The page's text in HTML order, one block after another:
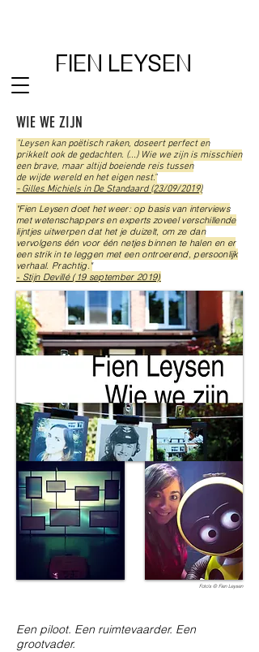
FIEN LEYSEN
WIE WE ZIJN
"Leysen kan poëtisch raken, doseert perfect en
prikkelt ook de gedachten. (...) Wie we zijn is misschien
een brave, maar altijd boeiende reis tussen
de wijde wereld en het eigen nest."
- Gilles Michiels in De Standaard (23/09/2019)
"Fien Leysen doet het weer: op basis van interviews
met wetenschappers en experts zoveel verschillende
lijntjes uitwerpen dat het je duizelt, om ze dan
vervolgens één voor één netjes binnen te halen en er
een strik in te leggen met een ontroerend, persoonlijk
verhaal. Prachtig."
- Stijn Devillé (19 september 2019)
Foto's © Fien Leysen
Een piloot. Een ruimtevaarder. Een
grootvader.